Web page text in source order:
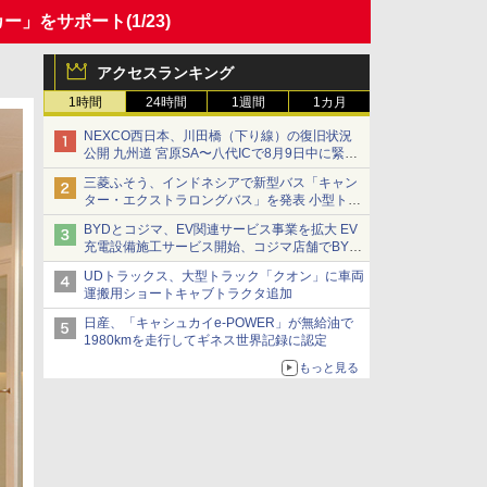
」をサポート(1/23)
アクセスランキング
1時間 24時間 1週間 1カ月
NEXCO西日本、川田橋（下り線）の復旧状況
公開 九州道 宮原SA〜八代ICで8月9日中に緊急
車両を通行可能に
三菱ふそう、インドネシアで新型バス「キャン
ター・エクストラロングバス」を発表 小型トラ
ックベースの観光・旅客輸送向けバス
BYDとコジマ、EV関連サービス事業を拡大 EV
充電設備施工サービス開始、コジマ店舗でBYD
車の展示・試乗イベントを強化
UDトラックス、大型トラック「クオン」に車両
運搬用ショートキャブトラクタ追加
日産、「キャシュカイe-POWER」が無給油で
1980kmを走行してギネス世界記録に認定
もっと見る